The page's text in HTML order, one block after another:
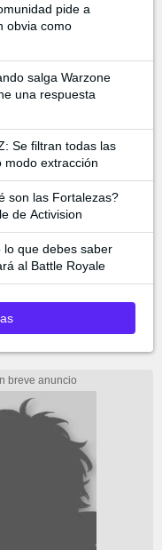
pide a
obvia como
salga Warzone
una respuesta
Se filtran todas las
modo extracción
son las Fortalezas?
de Activision
lo que debes saber
al Battle Royale